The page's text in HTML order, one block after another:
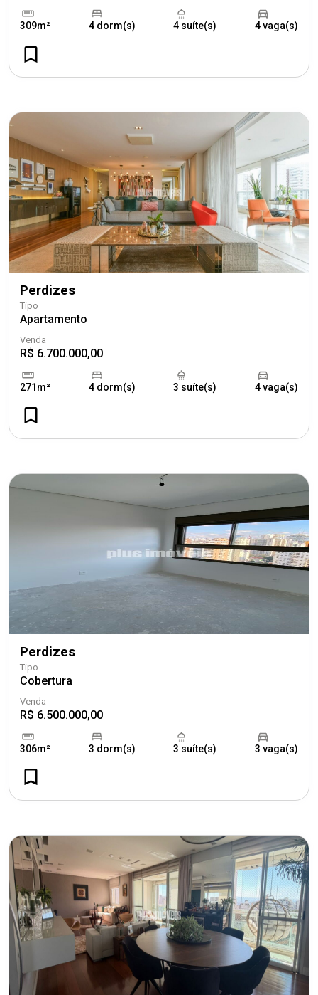
309m² 4 dorm(s) 4 suíte(s) 4 vaga(s)
Perdizes
Tipo
Apartamento
Venda
R$ 6.700.000,00
271m² 4 dorm(s) 3 suíte(s) 4 vaga(s)
Perdizes
Tipo
Cobertura
Venda
R$ 6.500.000,00
306m² 3 dorm(s) 3 suíte(s) 3 vaga(s)